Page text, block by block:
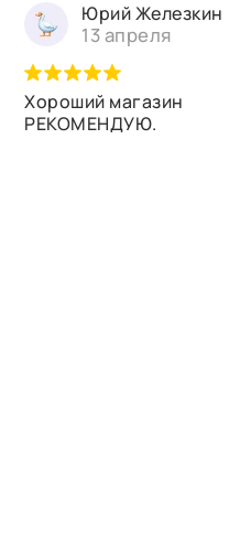
Юрий Железкин
13 апреля
Хороший магазин
РЕКОМЕНДУЮ.